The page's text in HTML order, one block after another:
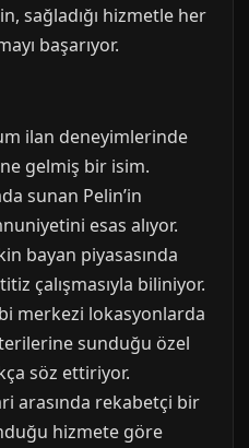
sağladığı hizmetle her
başarıyor.
ilan deneyimlerinde
gelmiş bir isim.
sunan Pelin’in
esas alıyor.
bayan piyasasında
çalışmasıyla biliniyor.
merkezi lokasyonlarda
sunduğu özel
söz ettiriyor.
arasında rekabetçi bir
hizmete göre